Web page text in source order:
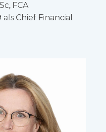
FCA
Chief Financial